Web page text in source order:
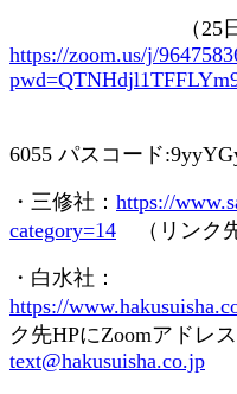
（25
https://zoom.us/j/
6055 パスコード
・三修社： https://
category=14 （リンク
・白水社：
https://
ク先HPにZoomアドレ
text@hakusuisha.co.jp